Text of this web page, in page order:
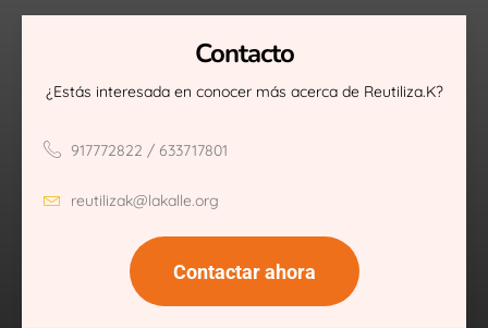
Contacto
¿Estás interesada en conocer más acerca de Reutiliza.K?
917772822 / 633717801
reutilizak@lakalle.org
Contactar ahora